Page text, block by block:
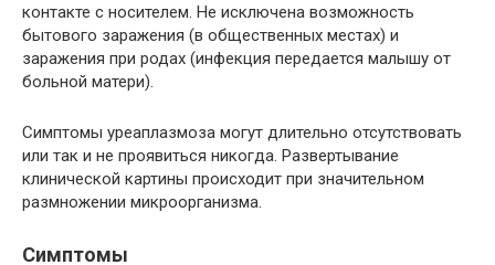
контакте с носителем. Не исключена возможность
бытового заражения (в общественных местах) и
заражения при родах (инфекция передается малышу от
больной матери).
Симптомы уреаплазмоза могут длительно отсутствовать
или так и не проявиться никогда. Развертывание
клинической картины происходит при значительном
размножении микроорганизма.
Симптомы